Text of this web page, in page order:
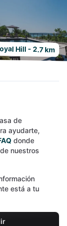
Hill - 2.7 km
de
ayudarte,
donde
nuestros
está a tu